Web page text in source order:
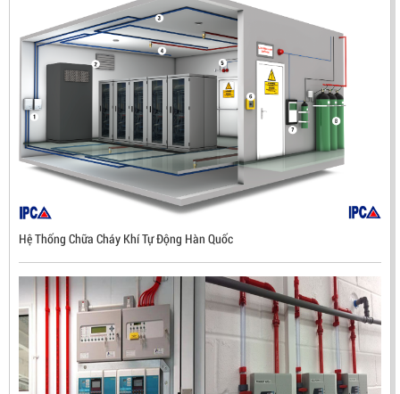
ĐẦU BÁO LỬA CHỐNG NỔ UV/IR- UX300 –
MEKASENTRON KOREA
LIÊN HỆ
Mã sản phẩm: UX300
Hệ Thống Chữa Cháy Khí Tự Động Hàn Quốc